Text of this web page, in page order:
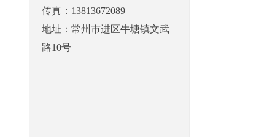
传真：13813672089
地址：常州市进区牛塘镇文武
路10号